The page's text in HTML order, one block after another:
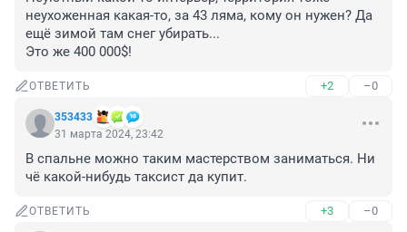
неухоженная какая-то, за 43 ляма, кому он нужен? Да
ещё зимой там снег убирать...
Это же 400 000$!
ОТВЕТИТЬ +2 –0
353433
31 марта 2024, 23:42
В спальне можно таким мастерством заниматься. Ни
чё какой-нибудь таксист да купит.
ОТВЕТИТЬ +3 –0